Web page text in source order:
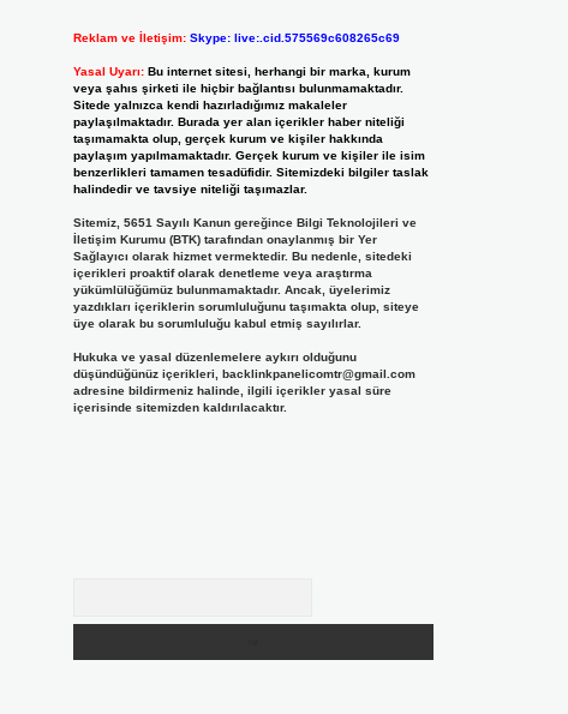
Reklam ve İletişim: Skype: live:.cid.575569c608265c69
Yasal Uyarı: Bu internet sitesi, herhangi bir marka, kurum
veya şahıs şirketi ile hiçbir bağlantısı bulunmamaktadır.
Sitede yalnızca kendi hazırladığımız makaleler
paylaşılmaktadır. Burada yer alan içerikler haber niteliği
taşımamakta olup, gerçek kurum ve kişiler hakkında
paylaşım yapılmamaktadır. Gerçek kurum ve kişiler ile isim
benzerlikleri tamamen tesadüfidir. Sitemizdeki bilgiler taslak
halindedir ve tavsiye niteliği taşımazlar.
Sitemiz, 5651 Sayılı Kanun gereğince Bilgi Teknolojileri ve
İletişim Kurumu (BTK) tarafından onaylanmış bir Yer
Sağlayıcı olarak hizmet vermektedir. Bu nedenle, sitedeki
içerikleri proaktif olarak denetleme veya araştırma
yükümlülüğümüz bulunmamaktadır. Ancak, üyelerimiz
yazdıkları içeriklerin sorumluluğunu taşımakta olup, siteye
üye olarak bu sorumluluğu kabul etmiş sayılırlar.
Hukuka ve yasal düzenlemelere aykırı olduğunu
düşündüğünüz içerikleri, backlinkpanelicomtr@gmail.com
adresine bildirmeniz halinde, ilgili içerikler yasal süre
içerisinde sitemizden kaldırılacaktır.